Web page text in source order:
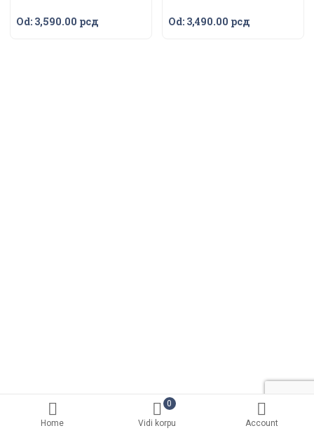
Home
0
Vidi korpu
Account
Od: 3,590.00 рсд Od: 3,490.00 рсд